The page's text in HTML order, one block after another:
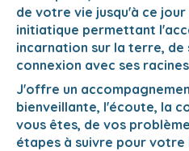
de votre vie jusqu'à ce
initiatique permettant
incarnation sur la terre, de
connexion avec ses
J'offre un
bienveillante, l'écoute, la
vous êtes, de vos
étapes à suivre pour votre